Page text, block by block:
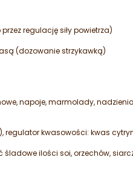
regulację siły powietrza)
(dozowanie strzykawką)
napoje, marmolady,
regulator kwasowości: kwas
ilości soi, orzechów,